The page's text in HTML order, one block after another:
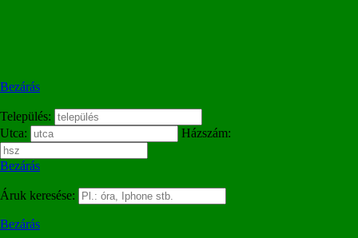
Bezárás
Település:
Utca:
Házszám:
Bezárás
Áruk keresése:
Bezárás